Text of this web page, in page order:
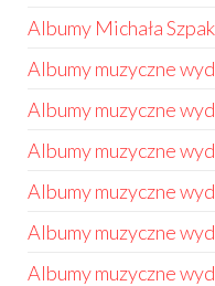
Albumy Michała
Albumy muzyczne
Albumy muzyczne
Albumy muzyczne
Albumy muzyczne
Albumy muzyczne
Albumy muzyczne